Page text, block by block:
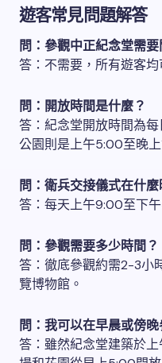
遊客常見問題解答
問：參觀中正紀念堂需要
答：不需要，所有遊客均
問：開放時間是什麼？
答：紀念堂開放時間為
公園則是上午5:00至晚上
問：衛兵交接儀式在什
答：每天上午9:00至下
問：參觀需要多少時間？
答：徹底參觀約需2-3小
覽博物館。
問：我可以在早晨或傍晚
答：雖然紀念堂建築於